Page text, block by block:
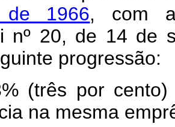
de 1966, com
nº 20, de 14 de
progressão:
(três por cento)
na mesma